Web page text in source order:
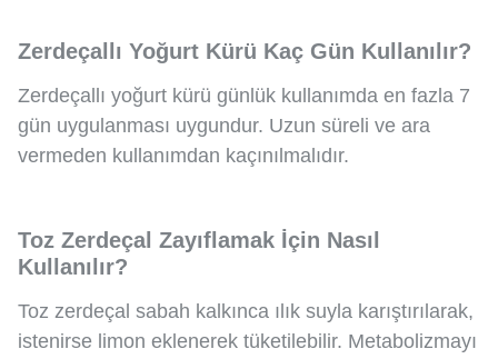
Zerdeçallı Yoğurt Kürü Kaç Gün Kullanılır?
Zerdeçallı yoğurt kürü günlük kullanımda en fazla 7
gün uygulanması uygundur. Uzun süreli ve ara
vermeden kullanımdan kaçınılmalıdır.
Toz Zerdeçal Zayıflamak İçin Nasıl
Kullanılır?
Toz zerdeçal sabah kalkınca ılık suyla karıştırılarak,
istenirse limon eklenerek tüketilebilir. Metabolizmayı